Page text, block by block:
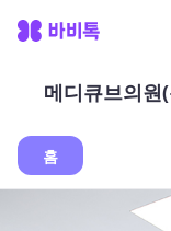
메디큐브의원
홈